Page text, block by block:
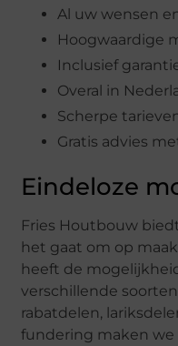
Al uw wensen
Hoogwaardige
Inclusief
Overal in
Scherpe
Gratis advies
Eindeloze
Fries Houtbouw
het gaat om op
heeft de
verschillende
rabatdelen,
fundering maken we